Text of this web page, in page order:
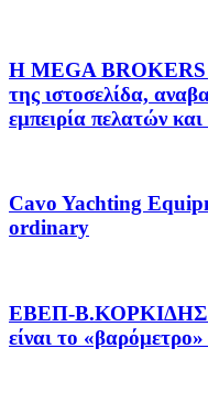
Η MEGA BROKERS
της ιστοσελίδα,
εμπειρία πελατών
Cavo Yachting
ordinary
EΒΕΠ-Β.ΚΟΡΚΙΔΗΣ:
είναι το